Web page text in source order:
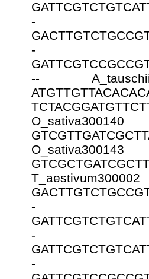
-
-
--
T_aestivum300002
-
-
-